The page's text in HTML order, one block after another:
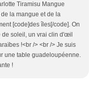
Tiramisu Mangue
la mangue et de la
[code]des îles[/code]. On
de soleil, un vrai clin d'œil
!<br /> <br /> Je suis
une table guadeloupéenne.
!